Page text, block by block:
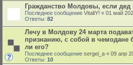
Гражданство Молдовы, если дед
Последнее сообщение VitaliY! « 01 май
Ответы: 82
Лечу в Молдову 24 марта
признанию, с собой в чемодане
ли его?
Последнее сообщение sergei_a « 09 апр
Ответы: 10